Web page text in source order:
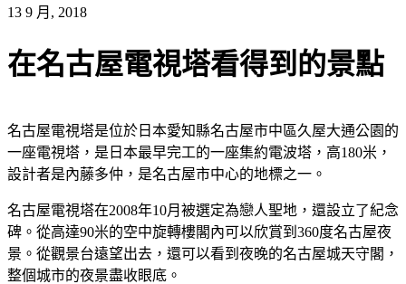
13 9 月, 2018
在名古屋電視塔看得到的景點
名古屋電視塔是位於日本愛知縣名古屋市中區久屋大通公園的
一座電視塔，是日本最早完工的一座集約電波塔，高180米，
設計者是內藤多仲，是名古屋市中心的地標之一。
名古屋電視塔在2008年10月被選定為戀人聖地，還設立了紀念
碑。從高達90米的空中旋轉樓閣內可以欣賞到360度名古屋夜
景。從觀景台遠望出去，還可以看到夜晚的名古屋城天守閣，
整個城市的夜景盡收眼底。